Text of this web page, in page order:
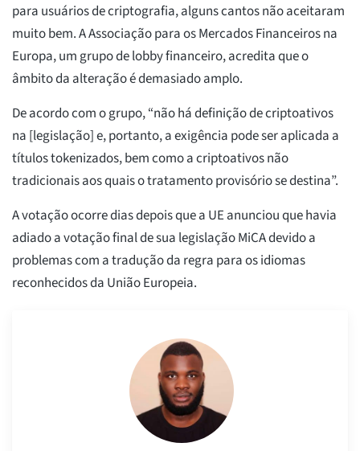
para usuários de criptografia, alguns cantos não aceitaram
muito bem. A Associação para os Mercados Financeiros na
Europa, um grupo de lobby financeiro, acredita que o
âmbito da alteração é demasiado amplo.
De acordo com o grupo, “não há definição de criptoativos
na [legislação] e, portanto, a exigência pode ser aplicada a
títulos tokenizados, bem como a criptoativos não
tradicionais aos quais o tratamento provisório se destina”.
A votação ocorre dias depois que a UE anunciou que havia
adiado a votação final de sua legislação MiCA devido a
problemas com a tradução da regra para os idiomas
reconhecidos da União Europeia.